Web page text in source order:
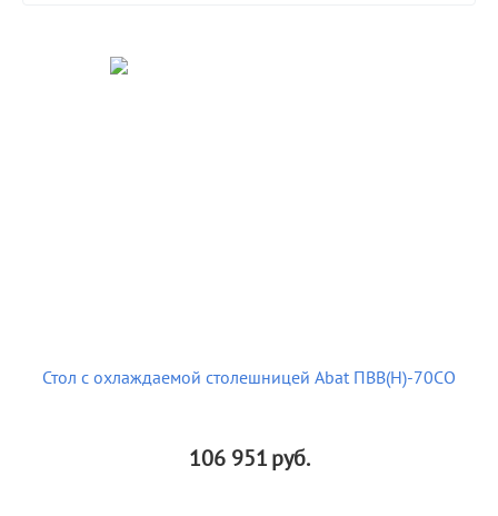
Стол с охлаждаемой столешницей Abat ПВВ(Н)-70СО
106 951руб.